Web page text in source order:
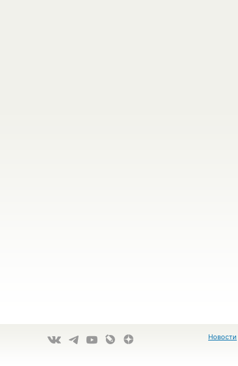
Новости